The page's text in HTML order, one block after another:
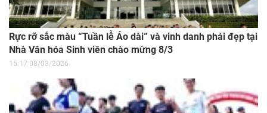
Rực rỡ sắc màu “Tuần lễ Áo dài” và vinh danh phái đẹp tại
Nhà Văn hóa Sinh viên chào mừng 8/3
15:17 08/03/2026